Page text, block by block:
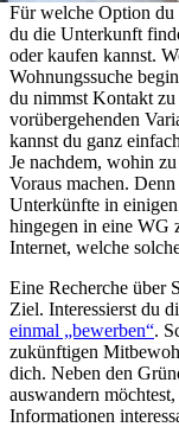
Für welche Option du
du die Unterkunft
oder kaufen kannst.
Wohnungssuche
du nimmst Kontakt
vorübergehenden
kannst du ganz
Je nachdem, wohin
Voraus machen.
Unterkünfte in
hingegen in eine WG
Internet, welche
Eine Recherche über
Ziel. Interessierst du
einmal „bewerben“.
zukünftigen
dich. Neben den
auswandern
Informationen